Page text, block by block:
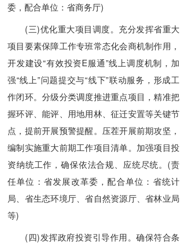
委，配合单位：省商务厅)
(三)优化重大项目调度。充分发挥省重大
项目要素保障工作专班常态化会商机制作用，
开发建设“有效投资E服通”线上调度机制，加
强“线上”问题提交与“线下”联动服务，形成工
作闭环。分级分类调度推进重点项目，精准把
握环评、能评、用地用林、征迁安置等关键节
点，提前开展预警提醒。压茬开展前期攻坚，
编制实施重大前期工作项目清单。加强项目投
资纳统工作，确保依法合规、应统尽统。(责
任单位：省发展改革委，配合单位：省统计
局、省生态环境厅、省自然资源厅、省林业局
等)
(四)发挥政府投资引导作用。确保符合条